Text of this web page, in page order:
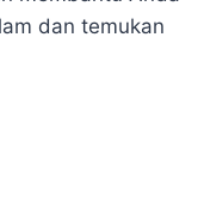
dan temukan